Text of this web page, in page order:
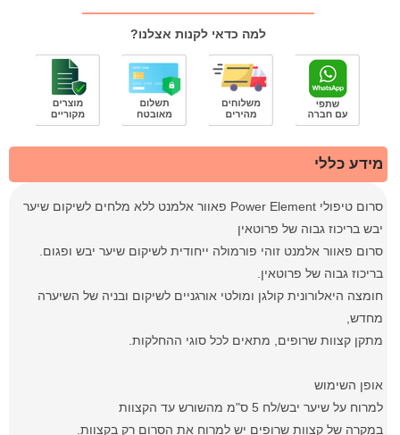
למה כדאי לקנות אצלנו?
מידע כללי
סרום טיפולי Power Element פאוור אלמנט ללא מלחים לשיקום שיער
יבש בריכוז גבוה של פרוטאין
סרום פאוור אלמנט זוהי פורמולה ייחודית לשיקום שיער יבש ופגום.
בריכוז גבוה של פרוטאין.
חומצה היאלורונית קולגן ומולטי אורגניים לשיקום ובניה של השיערה
מחדש,
מתקן קצוות שרופים, מתאים לכל סוגי ההחלקות.
אופן השימוש
למרוח על שיער יבש/לח 5 ס"מ מהשורש עד הקצוות
במקרה של קצוות שרופים יש למרוח את הסרום רק בקצוות.